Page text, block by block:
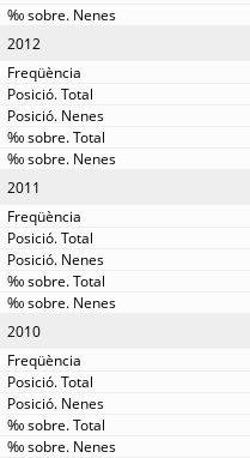
2012
2011
2010